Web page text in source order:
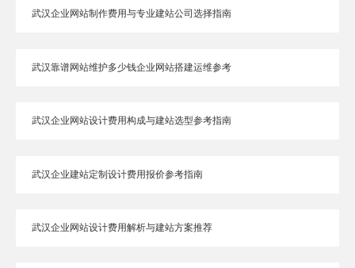
武汉企业网站制作费用与专业建站公司选择指南
武汉靠谱网站维护多少钱企业网站搭建运维参考
武汉企业网站设计费用构成与建站选型参考指南
武汉企业建站定制设计费用报价参考指南
武汉企业网站设计费用解析与建站方案推荐